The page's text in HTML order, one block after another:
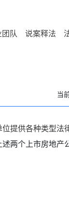
队 说案释法
当
提供各种类型法
两个上市房地产